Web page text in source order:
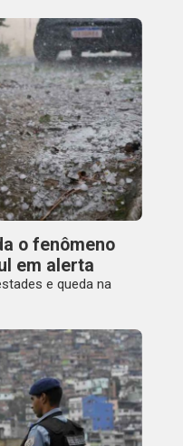
o fenômeno
em alerta
e queda na